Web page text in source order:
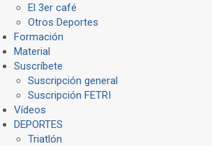
El 3er café
Otros Deportes
Formación
Material
Suscríbete
Suscripción general
Suscripción FETRI
Vídeos
DEPORTES
Triatlón